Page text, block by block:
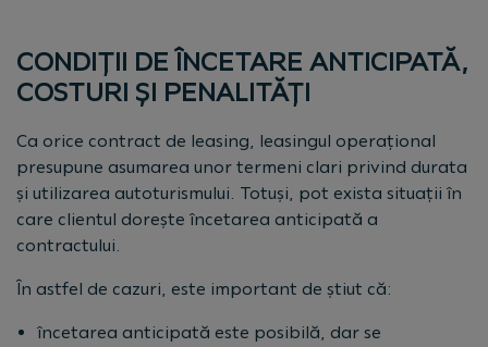
CONDIȚII DE ÎNCETARE ANTICIPATĂ,
COSTURI ȘI PENALITĂȚI
Ca orice contract de leasing, leasingul operațional
presupune asumarea unor termeni clari privind durata
și utilizarea autoturismului. Totuși, pot exista situații în
care clientul dorește încetarea anticipată a
contractului.
În astfel de cazuri, este important de știut că:
încetarea anticipată este posibilă, dar se